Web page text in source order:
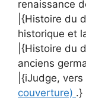
renaissance
|{Histoire du
historique et
|{Histoire du
anciens
|{iJudge,
couverture) .}